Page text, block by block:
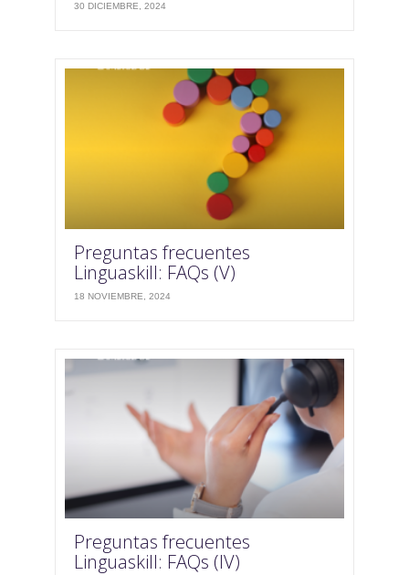
30 DICIEMBRE, 2024
Preguntas frecuentes
Linguaskill: FAQs (V)
18 NOVIEMBRE, 2024
Preguntas frecuentes
Linguaskill: FAQs (IV)